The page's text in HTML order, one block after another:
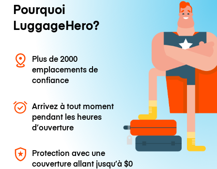
Pourquoi
LuggageHero?
Plus de 2000
emplacements de
confiance
Arrivez à tout moment
pendant les heures
d’ouverture
Protection avec une
couverture allant jusqu’à$0